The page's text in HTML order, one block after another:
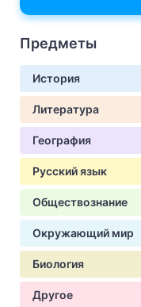
Предметы
История
Литература
География
Русский язык
Обществознание
Окружающий мир
Биология
Другое